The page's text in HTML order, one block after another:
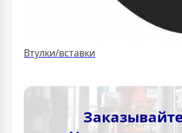
Втулки/вставки